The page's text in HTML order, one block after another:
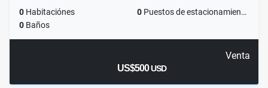
0 Habitaciónes 0 Puestos de estacionamientos
0 Baños
Venta
US$500USD